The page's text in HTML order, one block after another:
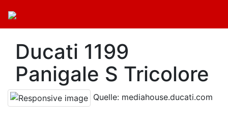
Ducati 1199
Panigale S Tricolore
Quelle: mediahouse.ducati.com